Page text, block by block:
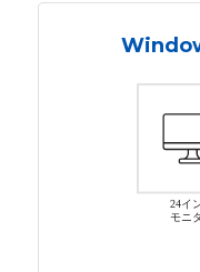
24イ
モニ